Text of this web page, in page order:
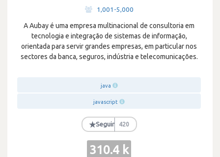
1,001-5,000
A Aubay é uma empresa multinacional de consultoria em
tecnologia e integração de sistemas de informação,
orientada para servir grandes empresas, em particular nos
sectores da banca, seguros, indústria e telecomunicações.
java
javascript
★Seguir 420
310.4 k